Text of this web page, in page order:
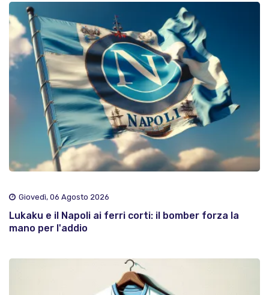
Giovedì, 06 Agosto 2026
Lukaku e il Napoli ai ferri corti: il bomber forza la
mano per l'addio